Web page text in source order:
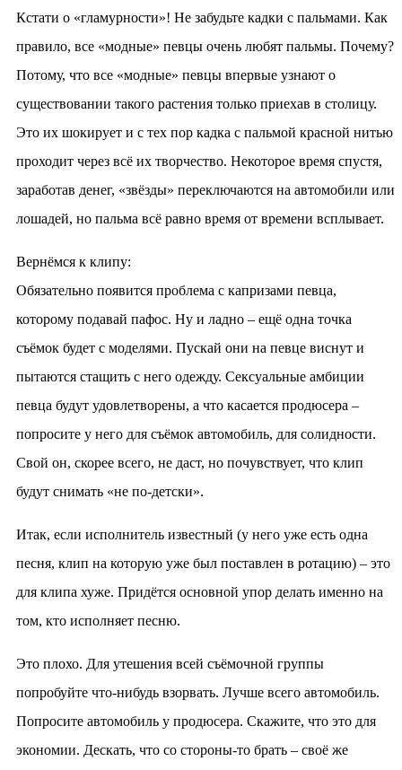
Кстати о «гламурности»! Не забудьте кадки с пальмами. Как
правило, все «модные» певцы очень любят пальмы. Почему?
Потому, что все «модные» певцы впервые узнают о
существовании такого растения только приехав в столицу.
Это их шокирует и с тех пор кадка с пальмой красной нитью
проходит через всё их творчество. Некоторое время спустя,
заработав денег, «звёзды» переключаются на автомобили или
лошадей, но пальма всё равно время от времени всплывает.
Вернёмся к клипу:
Обязательно появится проблема с капризами певца,
которому подавай пафос. Ну и ладно – ещё одна точка
съёмок будет с моделями. Пускай они на певце виснут и
пытаются стащить с него одежду. Сексуальные амбиции
певца будут удовлетворены, а что касается продюсера –
попросите у него для съёмок автомобиль, для солидности.
Свой он, скорее всего, не даст, но почувствует, что клип
будут снимать «не по-детски».
Итак, если исполнитель известный (у него уже есть одна
песня, клип на которую уже был поставлен в ротацию) – это
для клипа хуже. Придётся основной упор делать именно на
том, кто исполняет песню.
Это плохо. Для утешения всей съёмочной группы
попробуйте что-нибудь взорвать. Лучше всего автомобиль.
Попросите автомобиль у продюсера. Скажите, что это для
экономии. Дескать, что со стороны-то брать – своё же